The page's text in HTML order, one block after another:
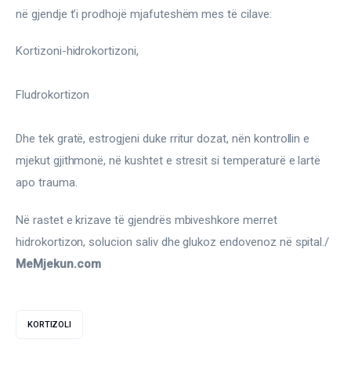
në gjendje t’i prodhojë mjafuteshëm mes të cilave:
Kortizoni-hidrokortizoni,
Fludrokortizon
Dhe tek gratë, estrogjeni duke rritur dozat, nën kontrollin e
mjekut gjithmonë, në kushtet e stresit si temperaturë e lartë
apo trauma.
Në rastet e krizave të gjendrës mbiveshkore merret
hidrokortizon, solucion saliv dhe glukoz endovenoz në spital./
MeMjekun.com
KORTIZOLI